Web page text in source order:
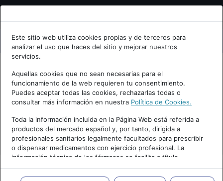
Bienvenid@ a psiquiatria.com
Escribe tu Email
Accede o regístrate con tu email.
Cancelar
Este sitio web utiliza cookies propias y de terceros para
analizar el uso que haces del sitio y mejorar nuestros
servicios.
Aquellas cookies que no sean necesarias para el
funcionamiento de la web requieren tu consentimiento.
Puedes aceptar todas las cookies, rechazarlas todas o
consultar más información en nuestra Política de Cookies.
Toda la información incluida en la Página Web está referida a
productos del mercado español y, por tanto, dirigida a
profesionales sanitarios legalmente facultados para prescribir
o dispensar medicamentos con ejercicio profesional. La
información técnica de los fármacos se facilita a título
meramente informativo, siendo responsabilidad de los
profesionales facultados prescribir medicamentos y decidir, en